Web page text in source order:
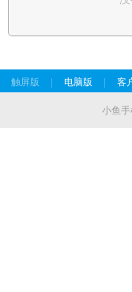
触屏版 | 电脑版 | 客
小鱼手